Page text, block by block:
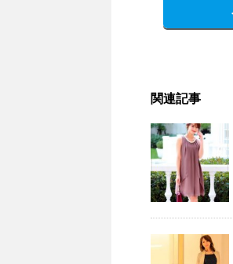
関連記事